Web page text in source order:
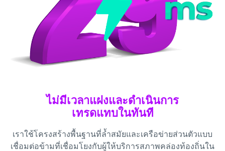
ไม่มีเวลาแฝงและดำเนินการ
เทรดแทบในทันที
เราใช้โครงสร้างพื้นฐานที่ล้ำสมัยและเครือข่ายส่วนตัวแบบ
เชื่อมต่อข้ามที่เชื่อมโยงกับผู้ให้บริการสภาพคล่องท้องถิ่นใน